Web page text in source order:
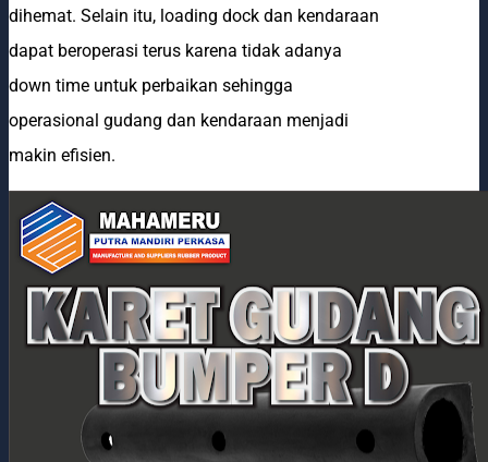
dihemat. Selain itu, loading dock dan kendaraan
dapat beroperasi terus karena tidak adanya
down time untuk perbaikan sehingga
operasional gudang dan kendaraan menjadi
makin efisien.